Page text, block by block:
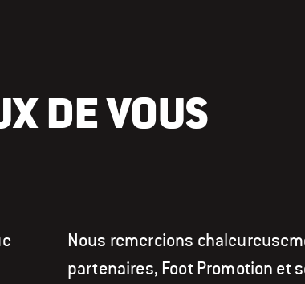
DE VOUS
Nous remercions
partenaires, Foot Promotion et